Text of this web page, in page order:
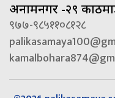
अनामनगर -२९
९७७-९८५११०८१२८